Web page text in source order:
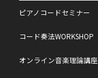
ピアノコードセミナー
コード奏法WORKSHOP
オンライン音楽理論講座